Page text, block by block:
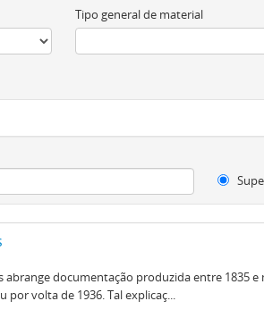
Tipo general de material
documentação produzida entre 1835
volta de 1936. Tal explicaç...